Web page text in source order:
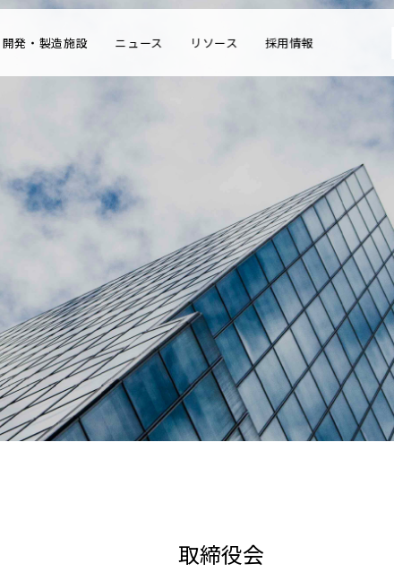
開発・製造施設 ニュース リソース 採用情報
取締役会